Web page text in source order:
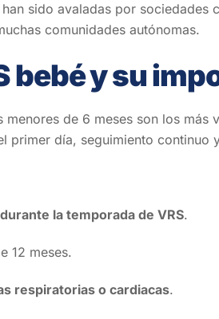
sido avaladas por sociedades
comunidades autónomas.
bebé y su
de 6 meses son los más
primer día, seguimiento
la temporada de VRS.
12 meses.
respiratorias o cardiacas.